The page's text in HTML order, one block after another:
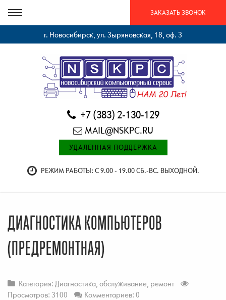
ЗАКАЗАТЬ ЗВОНОК
г. Новосибирск, ул. Зыряновская, 18, оф. 3
+7 (383) 2-130-129
MAIL@NSKPC.RU
УДАЛЕННАЯ ПОДДЕРЖКА
РЕЖИМ РАБОТЫ: С 9.00 - 19.00 СБ.-ВС. ВЫХОДНОЙ.
ДИАГНОСТИКА КОМПЬЮТЕРОВ
(ПРЕДРЕМОНТНАЯ)
Категория: Диагностика, обслуживание, ремонт
Просмотров: 3100
Комментариев: 0